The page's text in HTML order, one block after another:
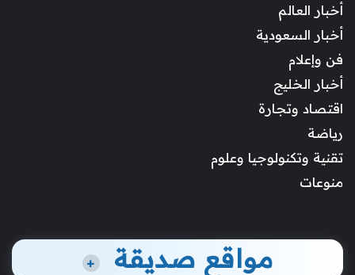
أخبار العالم
أخبار السعودية
فن وإعلام
أخبار الخليج
اقتصاد وتجارة
رياضة
تقنية وتكنولوجيا وعلوم
منوعات
مواقع صديقة +